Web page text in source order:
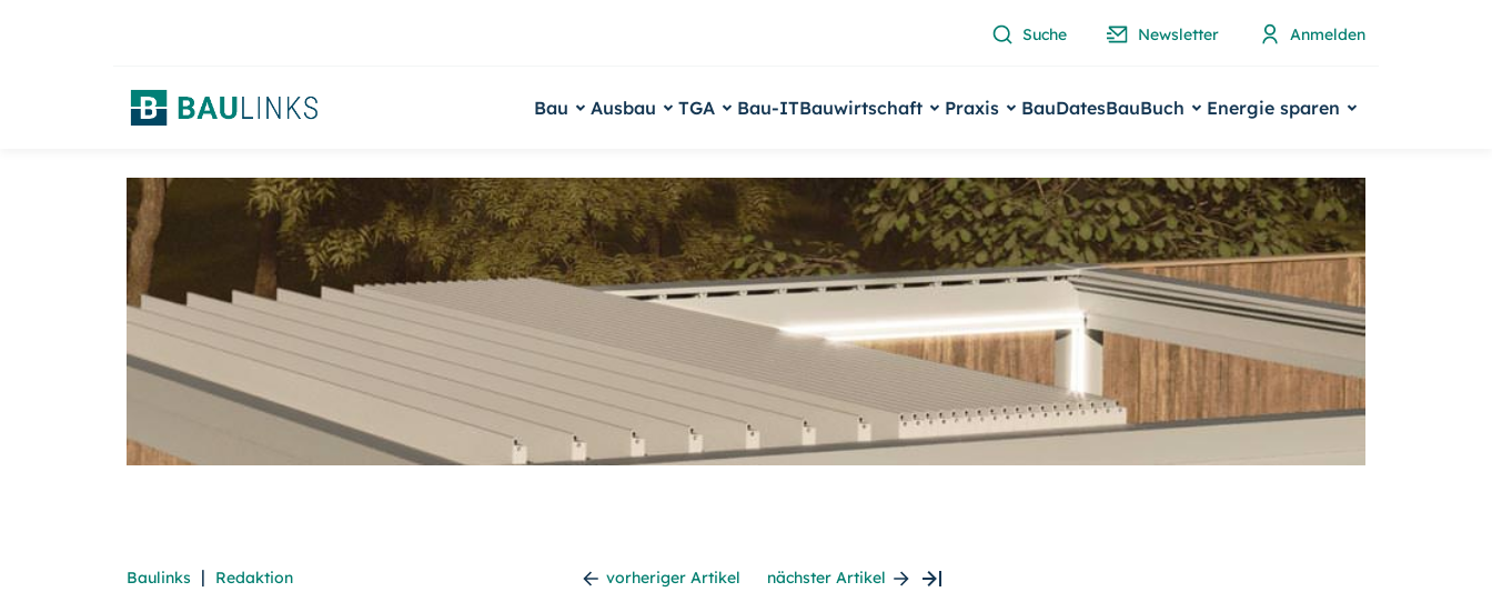
Suche Newsletter Anmelden
Bau Ausbau TGA Bau-ITBauwirtschaft Praxis BauDatesBauBuch Energie sparen
Baulinks | Redaktion vorheriger Artikel nächster Artikel